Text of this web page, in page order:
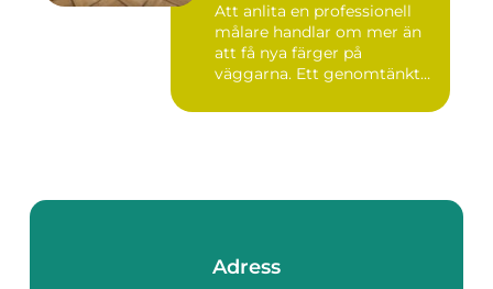
Att anlita en professionell
målare handlar om mer än
att få nya färger på
väggarna. Ett genomtänkt
Adress